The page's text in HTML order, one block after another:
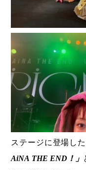
ステージに登場し
AiNA THE END！」